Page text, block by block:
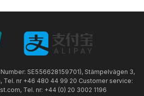
SE556628159701), Stämpelvägen 3,
Tel. nr +46 480 44 99 20 Customer service:
Tel. nr: +44 (0) 20 3002 1196